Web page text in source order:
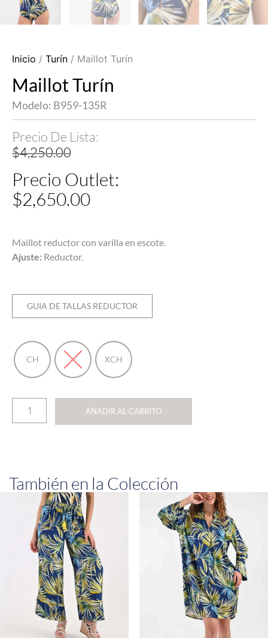
Inicio / Turín / Maillot Turín
Maillot Turín
Modelo: B959-135R
$4,250.00
$2,650.00
Maillot reductor con varilla en escote.
Ajuste: Reductor.
GUIA DE TALLAS REDUCTOR
CH M XCH
AÑADIR AL CARRITO
También en la Colección